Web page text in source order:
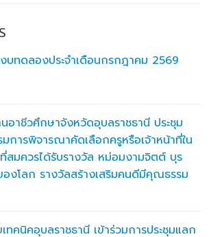
บทดลองประจำเดือนกรกฎาคม 2569
อาชีวศึกษาจังหวัดอุบลราชธานี ประชุม
การพิจารณาคัดเลือกครูหรือเจ้าหน้าที่ใน
สมควรได้รับรางวัล หม่อมงามจิตต์ บุร
โลก รางวัลสร้างเสริมคนดีมีคุณธรรม
ทคนิคอุบลราชธานี เข้าร่วมการประชุมแลก